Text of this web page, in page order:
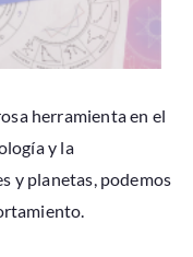
herramienta en el
y la
y planetas, podemos